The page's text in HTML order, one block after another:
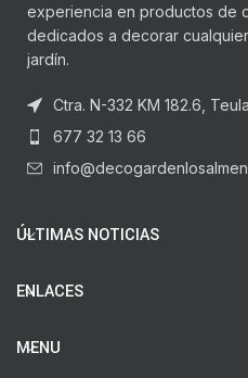
experiencia en productos de
dedicados a decorar
jardín.
Ctra. N-332 KM 182.6,
677 32 13 66
ÚLTIMAS NOTICIAS
ENLACES
MENU